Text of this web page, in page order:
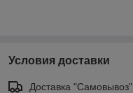
Условия доставки
Доставка "Самовывоз"